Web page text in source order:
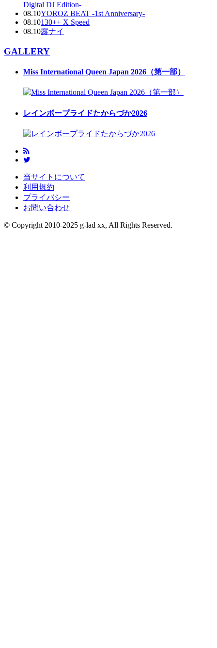
Digital DJ Edition-
08.10YOROZ BEAT -1st Anniversary-
08.10130++ X Speed
08.10露ナイ
GALLERY
Miss International Queen Japan 2026（第一部）
レインボープライドたからづか2026
当サイトについて
利用規約
プライバシー
お問い合わせ
© Copyright 2010-2025 g-lad xx, All Rights Reserved.